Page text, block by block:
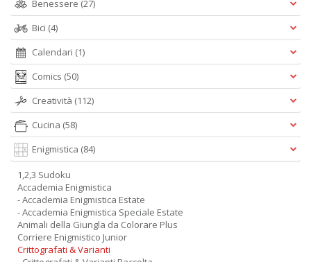
Benessere (27)
Bici (4)
Calendari (1)
Comics (50)
Creatività (112)
Cucina (58)
Enigmistica (84)
1,2,3 Sudoku
Accademia Enigmistica
- Accademia Enigmistica Estate
- Accademia Enigmistica Speciale Estate
Animali della Giungla da Colorare Plus
Corriere Enigmistico Junior
Crittografati & Varianti